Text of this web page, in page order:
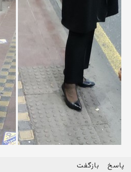
پاسخ بازگفت